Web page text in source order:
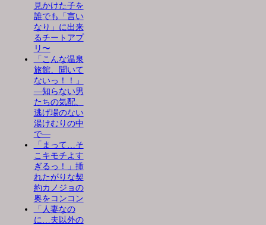
見かけた子を
誰でも「言い
なり」に出来
るチートアプ
リ〜
「こんな温泉
旅館、聞いて
ないっ！！」
―知らない男
たちの気配、
逃げ場のない
湯けむりの中
で―
「まって…そ
こキモチよす
ぎるっ！」挿
れたがりな契
約カノジョの
奥をコンコン
「人妻なの
に…夫以外の